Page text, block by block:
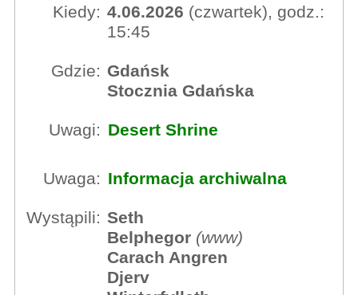
Kiedy: 4.06.2026 (czwartek), godz.:
15:45
Gdzie: Gdańsk
Stocznia Gdańska
Uwagi: Desert Shrine
Uwaga: Informacja archiwalna
Wystąpili: Seth
Belphegor (www)
Carach Angren
Djerv